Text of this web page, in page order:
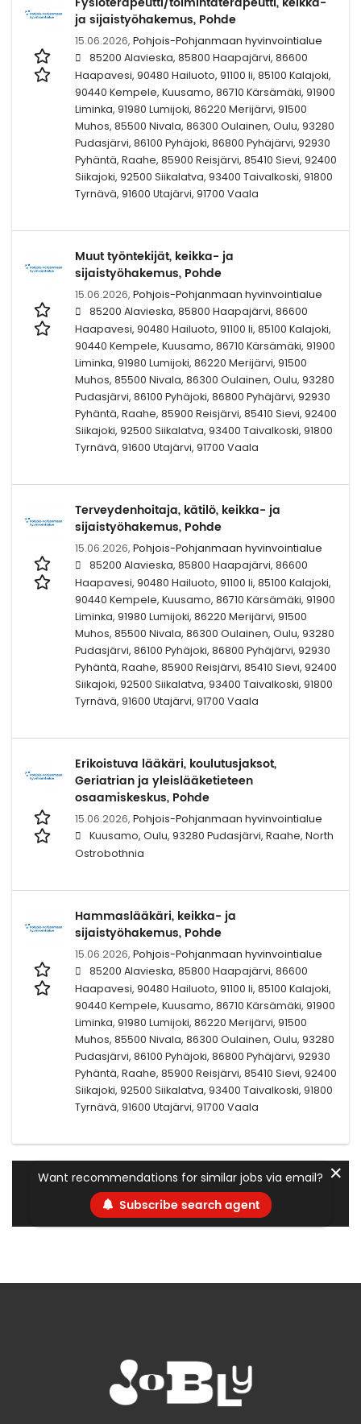
ja sijaistyöhakemus, Pohde
15.06.2026, Pohjois-Pohjanmaan hyvinvointialue
85200 Alavieska, 85800 Haapajärvi, 86600
Haapavesi, 90480 Hailuoto, 91100 Ii, 85100 Kalajoki,
90440 Kempele, Kuusamo, 86710 Kärsämäki, 91900
Liminka, 91980 Lumijoki, 86220 Merijärvi, 91500
Muhos, 85500 Nivala, 86300 Oulainen, Oulu, 93280
Pudasjärvi, 86100 Pyhäjoki, 86800 Pyhäjärvi, 92930
Pyhäntä, Raahe, 85900 Reisjärvi, 85410 Sievi, 92400
Siikajoki, 92500 Siikalatva, 93400 Taivalkoski, 91800
Tyrnävä, 91600 Utajärvi, 91700 Vaala
Muut työntekijät, keikka- ja
sijaistyöhakemus, Pohde
15.06.2026, Pohjois-Pohjanmaan hyvinvointialue
85200 Alavieska, 85800 Haapajärvi, 86600
Haapavesi, 90480 Hailuoto, 91100 Ii, 85100 Kalajoki,
90440 Kempele, Kuusamo, 86710 Kärsämäki, 91900
Liminka, 91980 Lumijoki, 86220 Merijärvi, 91500
Muhos, 85500 Nivala, 86300 Oulainen, Oulu, 93280
Pudasjärvi, 86100 Pyhäjoki, 86800 Pyhäjärvi, 92930
Pyhäntä, Raahe, 85900 Reisjärvi, 85410 Sievi, 92400
Siikajoki, 92500 Siikalatva, 93400 Taivalkoski, 91800
Tyrnävä, 91600 Utajärvi, 91700 Vaala
Terveydenhoitaja, kätilö, keikka- ja
sijaistyöhakemus, Pohde
15.06.2026, Pohjois-Pohjanmaan hyvinvointialue
85200 Alavieska, 85800 Haapajärvi, 86600
Haapavesi, 90480 Hailuoto, 91100 Ii, 85100 Kalajoki,
90440 Kempele, Kuusamo, 86710 Kärsämäki, 91900
Liminka, 91980 Lumijoki, 86220 Merijärvi, 91500
Muhos, 85500 Nivala, 86300 Oulainen, Oulu, 93280
Pudasjärvi, 86100 Pyhäjoki, 86800 Pyhäjärvi, 92930
Pyhäntä, Raahe, 85900 Reisjärvi, 85410 Sievi, 92400
Siikajoki, 92500 Siikalatva, 93400 Taivalkoski, 91800
Tyrnävä, 91600 Utajärvi, 91700 Vaala
Erikoistuva lääkäri, koulutusjaksot,
Geriatrian ja yleislääketieteen
osaamiskeskus, Pohde
15.06.2026, Pohjois-Pohjanmaan hyvinvointialue
Kuusamo, Oulu, 93280 Pudasjärvi, Raahe, North
Ostrobothnia
Hammaslääkäri, keikka- ja
sijaistyöhakemus, Pohde
15.06.2026, Pohjois-Pohjanmaan hyvinvointialue
85200 Alavieska, 85800 Haapajärvi, 86600
Haapavesi, 90480 Hailuoto, 91100 Ii, 85100 Kalajoki,
90440 Kempele, Kuusamo, 86710 Kärsämäki, 91900
Liminka, 91980 Lumijoki, 86220 Merijärvi, 91500
Muhos, 85500 Nivala, 86300 Oulainen, Oulu, 93280
Pudasjärvi, 86100 Pyhäjoki, 86800 Pyhäjärvi, 92930
Pyhäntä, Raahe, 85900 Reisjärvi, 85410 Sievi, 92400
Siikajoki, 92500 Siikalatva, 93400 Taivalkoski, 91800
Tyrnävä, 91600 Utajärvi, 91700 Vaala
Want recommendations for similar jobs via email?
Subscribe search agent
✕